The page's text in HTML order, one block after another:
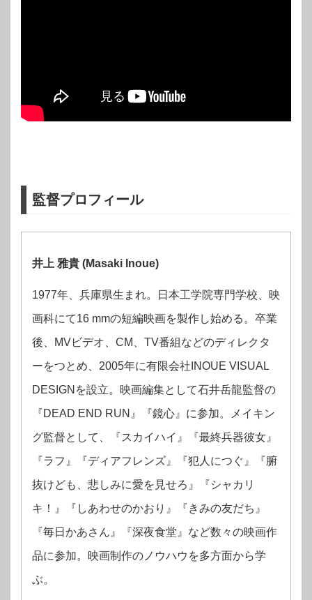
監督プロフィール
井上 雅貴 (Masaki Inoue)
1977年、兵庫県生まれ。
日本工学院専門学校、映
画科にて16 mmの短編映画を製作し始める。 卒業
後、MVビデオ、CM、TV番組などのディレクタ
ーをつとめ、 2005年に有限会社INOUE VISUAL
DESIGNを設立。 映画編集として石井岳龍監督の
『DEAD END RUN』『鏡心』に参加。
メイキン
グ監督として、『スカイハイ』『最終兵器彼女』
『ラフ』
『ディアフレンズ』『犯人につぐ』『腑
抜けども、悲しみに愛を見せろ』
『シャカリ
キ！』『しあわせのかおり』『きみの友だち』
『毎日かあさん』
『深夜食堂』など数々の映画作
品に参加。 映画制作のノウハウを多方面から学
ぶ。